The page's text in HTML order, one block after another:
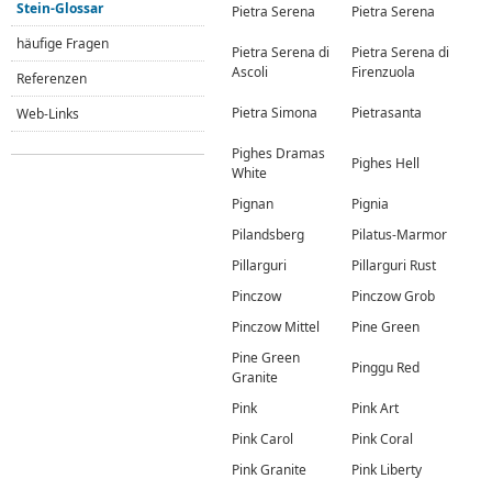
Pietra Serena Pietra Serena
Pietra Serena di
Ascoli
Pietra Serena di
Firenzuola
Pietra Simona Pietrasanta
Pighes Dramas
White
Pighes Hell
Pignan
Pignia
Pilandsberg
Pilatus-Marmor
Pillarguri
Pillarguri Rust
Pinczow
Pinczow Grob
Pinczow Mittel
Pine Green
Pine Green
Granite
Pinggu Red
Pink
Pink Art
Pink Carol
Pink Coral
Pink Granite
Pink Liberty
Stein-Glossar
häufige Fragen
Referenzen
Web-Links